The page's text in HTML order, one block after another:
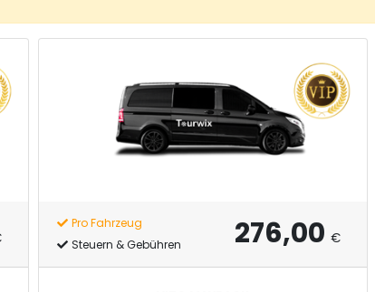
Pro Fahrzeug
Steuern & Gebühren
276,00 €